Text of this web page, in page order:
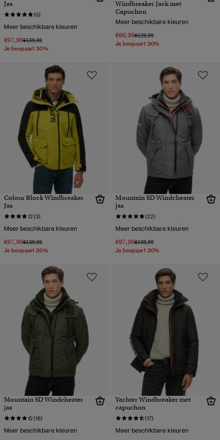
Jas
(6)
Meer beschikbare kleuren
€97,99Prijs verlaagd van
€139,99naar
Je bespaart 30%
Windbreaker Jack met
Capuchon
Meer beschikbare kleuren
€90,99Prijs verlaagd van
€129,99naar
Je bespaart 30%
Colour Block Windbreaker
Jas
(3)
Meer beschikbare kleuren
€97,99Prijs verlaagd van
€139,99naar
Je bespaart 30%
Mountain SD Windcheater
jas
(22)
Meer beschikbare kleuren
€97,99Prijs verlaagd van
€139,99naar
Je bespaart 30%
Mountain SD Windcheater
jas
(18)
Meer beschikbare kleuren
Yachter Windbreaker met
capuchon
(17)
Meer beschikbare kleuren